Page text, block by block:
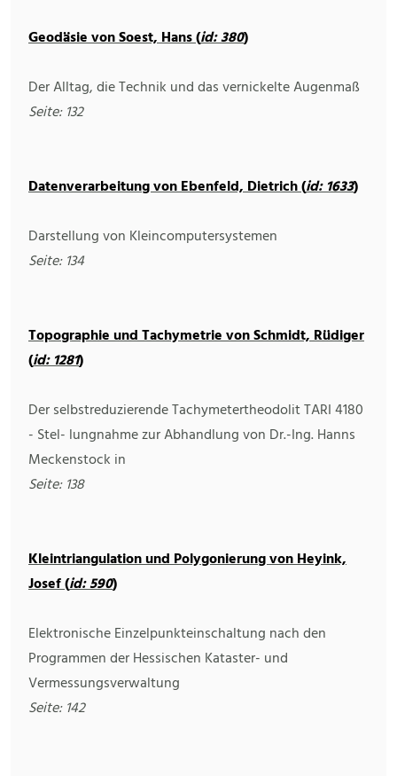
Geodäsie von Soest, Hans (id: 380)
Der Alltag, die Technik und das vernickelte Augenmaß
Seite: 132
Datenverarbeitung von Ebenfeld, Dietrich (id: 1633)
Darstellung von Kleincomputersystemen
Seite: 134
Topographie und Tachymetrie von Schmidt, Rüdiger
(id: 1281)
Der selbstreduzierende Tachymetertheodolit TARI 4180
- Stel- lungnahme zur Abhandlung von Dr.-Ing. Hanns
Meckenstock in
Seite: 138
Kleintriangulation und Polygonierung von Heyink,
Josef (id: 590)
Elektronische Einzelpunkteinschaltung nach den
Programmen der Hessischen Kataster- und
Vermessungsverwaltung
Seite: 142